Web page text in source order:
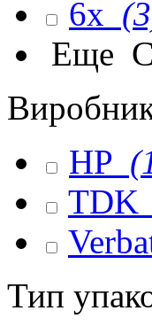
6x
Еще
HP
TDK
Тип